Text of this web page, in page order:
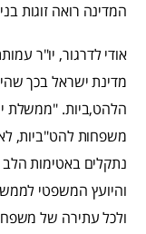
המדינה רואה זוגות
אודי לדרגור, יו"ר
מדינת ישראל בכך
הלהט,ביות. "ממשלת
משפחות להט"ביות,
נתקלים באטימות
והיועץ המשפטי
ולכל עתירה של